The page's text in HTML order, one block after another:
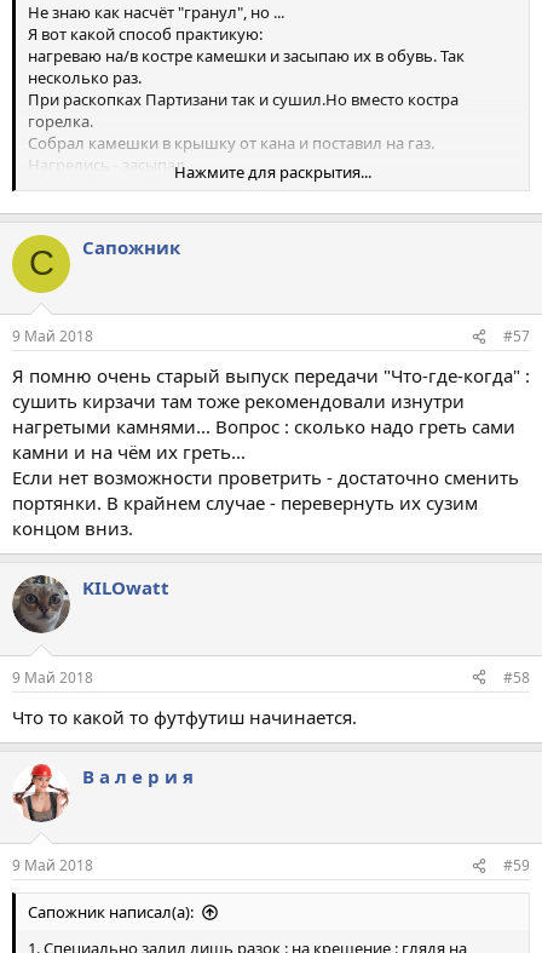
Не знаю как насчёт "гранул", но ...
Я вот какой способ практикую:
нагреваю на/в костре камешки и засыпаю их в обувь. Так
несколько раз.
При раскопках Партизани так и сушил.Но вместо костра
горелка.
Собрал камешки в крышку от кана и поставил на газ.
Нагрелись - засыпал,
следующий, и так попеременке оба.
Секрет: Для того чтобы нагреть гальку в крышке кана надо её
нагревать мокрой.
Парадокс, но это так.
Помню, вымок весь.
Но подсушил и добрался до дома не натерем ноги.
Рекомендую как один из вариантов.
Нажмите для раскрытия...
С Сапожник
9 Май 2018 #57
Я помню очень старый выпуск передачи "Что-где-когда" :
сушить кирзачи там тоже рекомендовали изнутри
нагретыми камнями... Вопрос : сколько надо греть сами
камни и на чём их греть...
Если нет возможности проветрить - достаточно сменить
портянки. В крайнем случае - перевернуть их сузим
концом вниз.
KILOwatt
9 Май 2018 #58
Что то какой то футфутиш начинается.
В а л е р и я
9 Май 2018 #59
Сапожник написал(а):
1. Специально залил лишь разок : на крещение : глядя на